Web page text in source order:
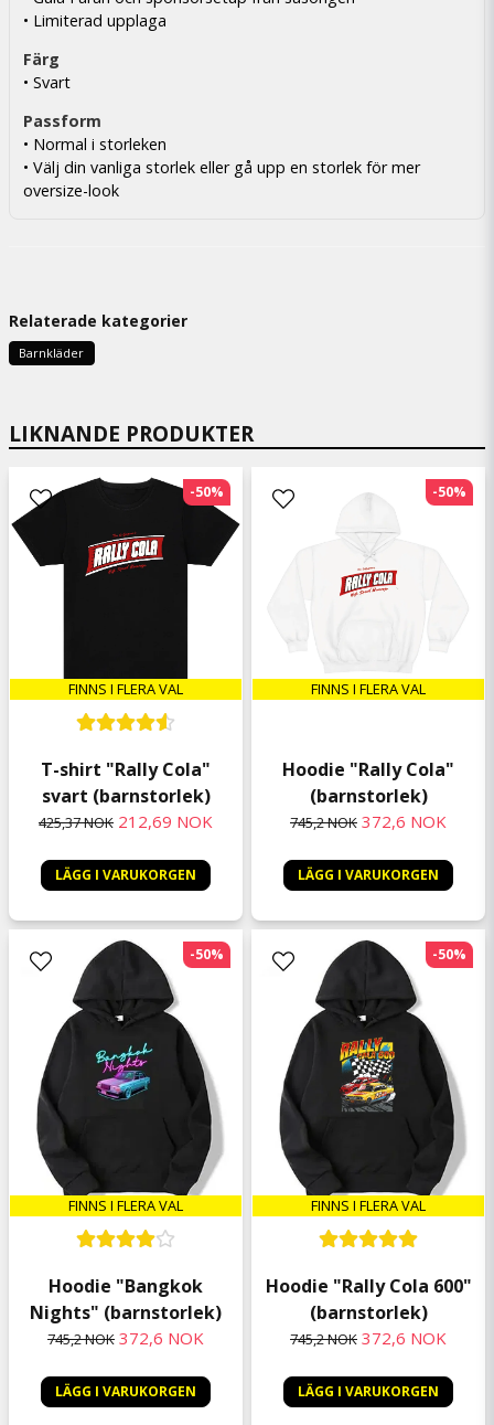
• Limiterad upplaga
Färg
• Svart
Passform
• Normal i storleken
• Välj din vanliga storlek eller gå upp en storlek för mer
oversize-look
LIKNANDE PRODUKTER
FINNS I FLERA VAL
T-shirt "Rally Cola"
svart (barnstorlek)
425,37 NOK 212,69 NOK
LÄGG I VARUKORGEN
-50%
FINNS I FLERA VAL
Hoodie "Rally Cola"
(barnstorlek)
745,2 NOK 372,6 NOK
LÄGG I VARUKORGEN
-50%
FINNS I FLERA VAL
Hoodie "Bangkok
Nights" (barnstorlek)
745,2 NOK 372,6 NOK
LÄGG I VARUKORGEN
-50%
FINNS I FLERA VAL
Hoodie "Rally Cola 600"
(barnstorlek)
745,2 NOK 372,6 NOK
LÄGG I VARUKORGEN
-50%
Relaterade kategorier
Barnkläder